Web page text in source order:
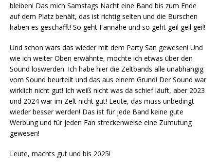
bleiben! Das mich Samstags Nacht eine Band bis zum Ende
auf dem Platz behält, das ist richtig selten und die Burschen
haben es geschafft! So geht Fannähe und so geht geil geil geil!
Und schon wars das wieder mit dem Party San gewesen! Und
wie ich weiter Oben erwähnte, möchte ich etwas über den
Sound loswerden. Ich habe hier die Zeltbands alle unabhängig
vom Sound beurteilt und das aus einem Grund! Der Sound war
wirklich nicht gut! Ich weiß nicht was da schief läuft, aber 2023
und 2024 war im Zelt nicht gut! Leute, das muss unbedingt
wieder besser werden! Das ist für jede Band keine gute
Werbung und für jeden Fan streckenweise eine Zumutung
gewesen!
Leute, machts gut und bis 2025!